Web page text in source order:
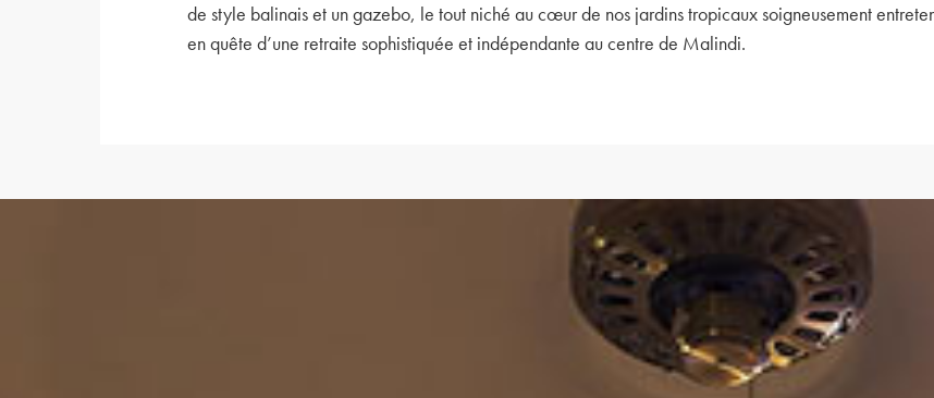
de style balinais et un gazebo, le tout niché au cœur de nos jardins tropicaux soigneusement
en quête d’une retraite sophistiquée et indépendante au centre de Malindi.